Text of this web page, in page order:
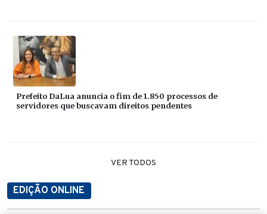
Prefeito DaLua anuncia o fim de 1.850 processos de
servidores que buscavam direitos pendentes
VER TODOS
EDIÇÃO ONLINE